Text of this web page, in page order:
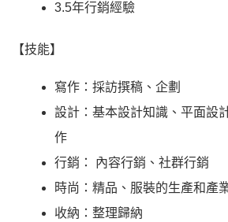
3.5年行銷經驗
【技能】
寫作：採訪撰稿、企劃
設計：基本設計知識、平面設
作
行銷： 內容行銷、社群行銷
時尚：精品、服裝的生產和產
收納：整理歸納